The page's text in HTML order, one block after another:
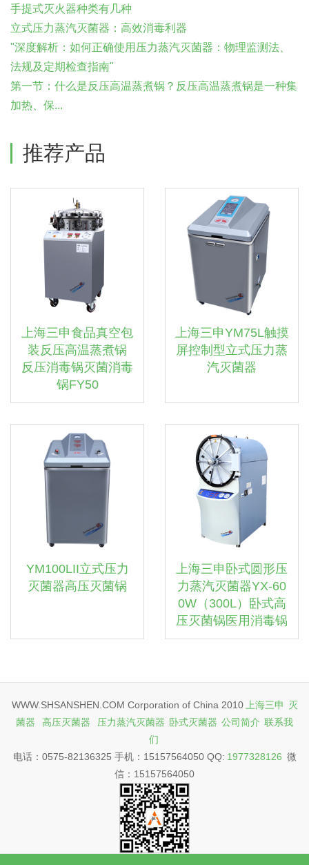
手提式灭火器种类有几种
立式压力蒸汽灭菌器：高效消毒利器
"深度解析：如何正确使用压力蒸汽灭菌器：物理监测法、
法规及定期检查指南"
第一节：什么是反压高温蒸煮锅？反压高温蒸煮锅是一种集
加热、保...
推荐产品
上海三申食品真空包
装反压高温蒸煮锅
反压消毒锅灭菌消毒
锅FY50
上海三申YM75L触摸
屏控制型立式压力蒸
汽灭菌器
YM100LII立式压力
灭菌器高压灭菌锅
上海三申卧式圆形压
力蒸汽灭菌器YX-60
0W（300L）卧式高
压灭菌锅医用消毒锅
WWW.SHSANSHEN.COM Corporation of China 2010 上海三申
灭
菌器
高压灭菌器 压力蒸汽灭菌器 卧式灭菌器 公司简介 联系我
们
电话：0575-82136325 手机：15157564050 QQ: 1977328126 微
信：15157564050